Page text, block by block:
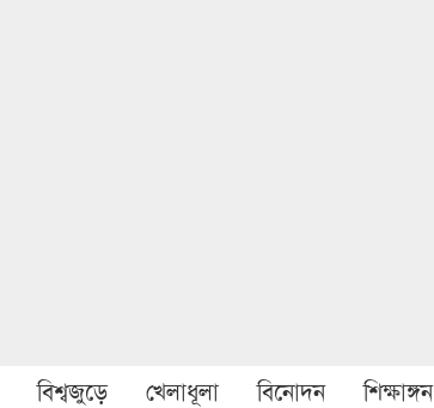
বিশ্বজুড়ে খেলাধূলা বিনোদন শিক্ষাঙ্গন